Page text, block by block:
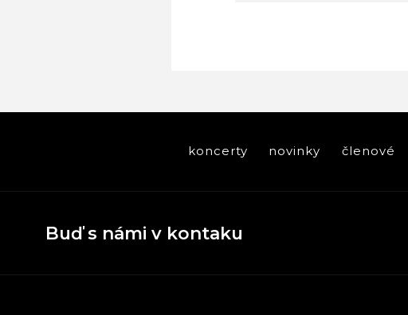
koncerty novinky členové
Buď s námi v kontaku